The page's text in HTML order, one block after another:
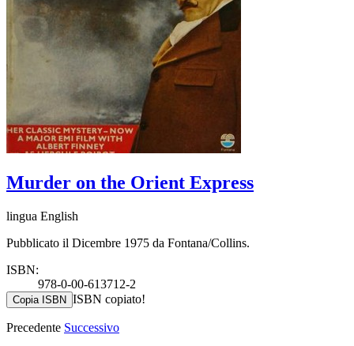
Murder on the Orient Express
lingua English
Pubblicato il Dicembre 1975 da Fontana/Collins.
ISBN:
978-0-00-613712-2
Copia ISBN ISBN copiato!
Precedente Successivo